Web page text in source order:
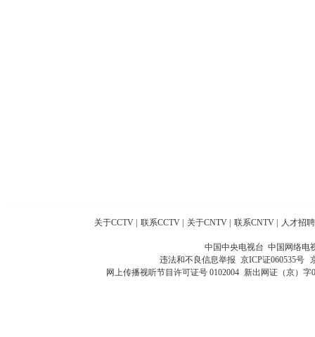
关于CCTV 联系CCTV 关于CNTV 联系CNTV 人才招聘
中国中央电视台 中国网络电
违法和不良信息举报 京ICP证060535号
网上传播视听节目许可证号 0102004 新出网证（京）